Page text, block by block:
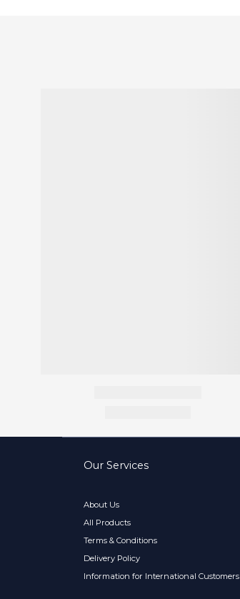
Our Services
About Us
All Products
Terms & Conditions
Delivery Policy
Information for International Customers